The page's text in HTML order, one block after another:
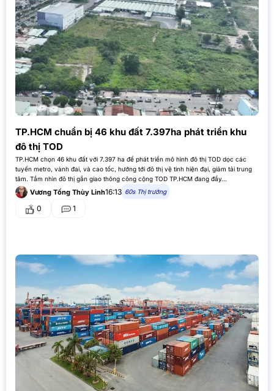
TP.HCM chuẩn bị 46 khu đất 7.397ha phát triển khu
đô thị TOD
TP.HCM chọn 46 khu đất với 7.397 ha để phát triển mô hình đô thị TOD dọc các
tuyến metro, vành đai, và cao tốc, hướng tới đô thị vệ tinh hiện đại, giảm tải trung
tâm. Tầm nhìn đô thị gắn giao thông công cộng TOD TP.HCM đang đẩy…
Vương Tống Thùy Linh16:13 60s Thị trường
0 1